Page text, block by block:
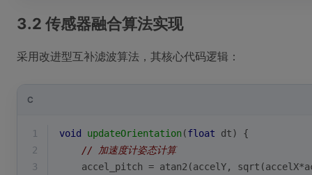
3.2 传感器融合算法实现
采用改进型互补滤波算法，其核心代码逻辑：
C
1 void updateOrientation(float dt)
{
2
// 加速度计姿态计算
3
    accel_pitch =
atan2 (accelY, sqrt